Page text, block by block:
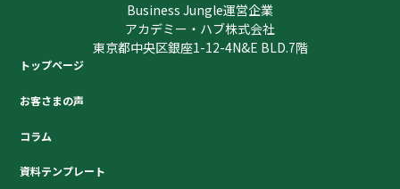
Business Jungle運営企業
アカデミー・ハブ株式会社
東京都中央区銀座1-12-4N&E BLD.7階
トップページ
お客さまの声
コラム
資料テンプレート